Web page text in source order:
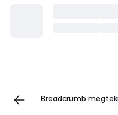
Breadcrumb